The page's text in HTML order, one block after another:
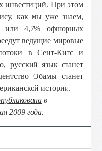
инвестиций. При этом
как мы уже знаем,
или 4,7% офшорных
ведущие мировые
в Сент-Китс и
русский язык станет
Обамы станет
истории.
в
2009 года.